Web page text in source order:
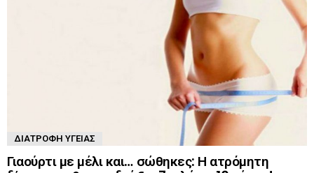
ΔΙΑΤΡΟΦΉ ΥΓΕΊΑΣ
Γιαούρτι με μέλι και… σώθηκες: Η ατρόμητη